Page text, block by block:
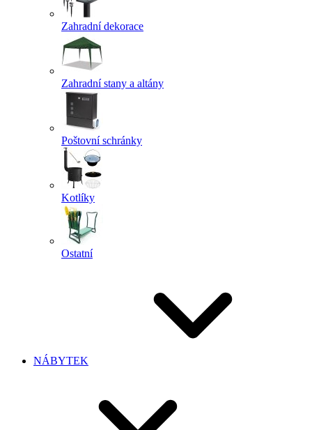
Zahradní dekorace
Zahradní stany a altány
Poštovní schránky
Kotlíky
Ostatní
NÁBYTEK